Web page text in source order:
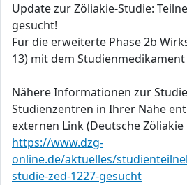
Update zur Zöliakie-Studie:
gesucht!
Für die erweiterte Phase 2b
13) mit dem Studienmedikament
Nähere Informationen zur
Studienzentren in Ihrer Nähe
externen Link (Deutsche Zöliakie
https://www.dzg-
online.de/aktuelles/
studie-zed-1227-gesucht